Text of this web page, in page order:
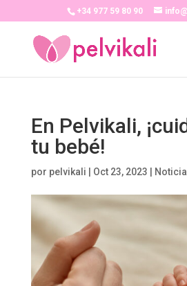
+34 977 59 80 90
En Pelvikali,
tu bebé!
por pelvikali Oct 23, 2023